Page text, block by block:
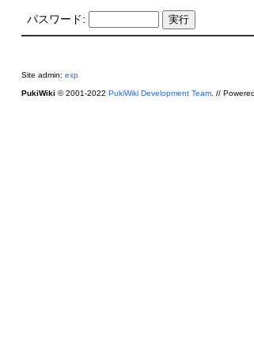
パスワード:
Site admin: exp
PukiWiki © 2001-2022 PukiWiki Development Team. //